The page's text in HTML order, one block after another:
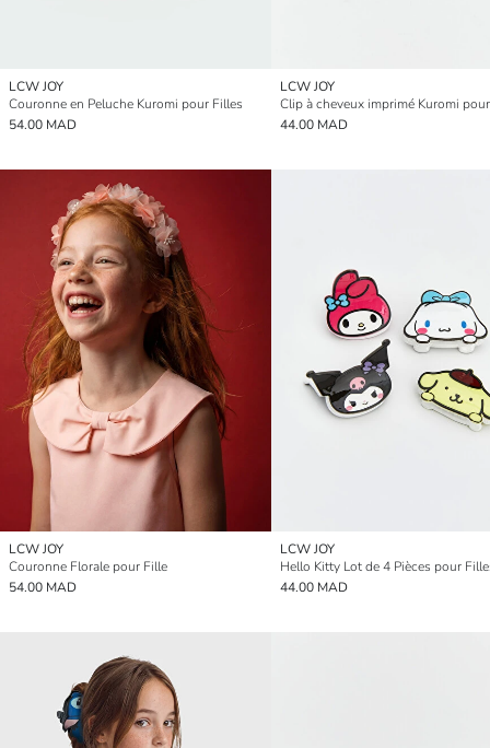
LCW JOY
Couronne en Peluche Kuromi pour Filles
54.00 MAD
LCW JOY
44.00 MAD
LCW JOY
Couronne Florale pour Fille
54.00 MAD
LCW JOY
44.00 MAD